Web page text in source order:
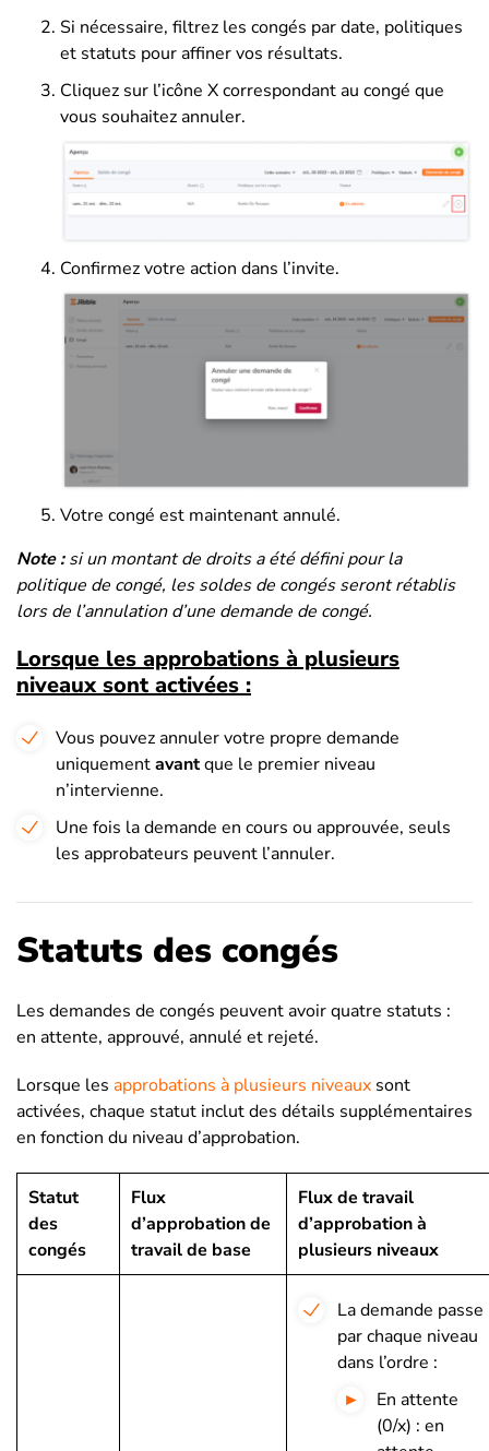
Si nécessaire, filtrez les congés par date, politiques
et statuts pour affiner vos résultats.
Cliquez sur l’icône X correspondant au congé que
vous souhaitez annuler.
Confirmez votre action dans l’invite.
Votre congé est maintenant annulé.
Note :si un montant de droits a été défini pour la
politique de congé, les soldes de congés seront rétablis
lors de l’annulation d’une demande de congé.
Lorsque les approbations à plusieurs
niveaux sont activées :
Vous pouvez annuler votre propre demande
uniquementavantque le premier niveau
n’intervienne.
Une fois la demande en cours ou approuvée, seuls
les approbateurs peuvent l’annuler.
Statuts des congés
Les demandes de congés peuvent avoir quatre statuts :
en attente, approuvé, annulé et rejeté.
Lorsque les approbations à plusieurs niveaux sont
activées, chaque statut inclut des détails supplémentaires
en fonction du niveau d’approbation.
Statut
des
congés
Flux
d’approbation de
travail de base
Flux de travail
d’approbation à
plusieurs niveaux
La demande passe
par chaque niveau
dans l’ordre :
En attente
(0/x) : en